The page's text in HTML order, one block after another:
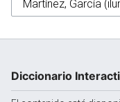
Diccionario